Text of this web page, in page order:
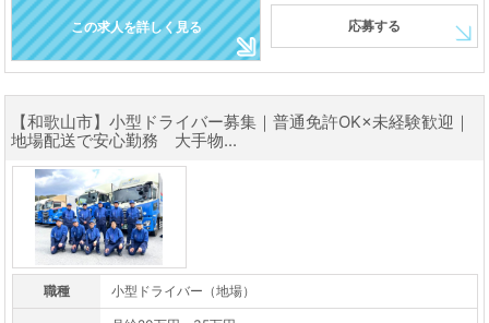
この求人を詳しく見る 応募する
【和歌山市】小型ドライバー募集｜普通免許OK×未経験歓迎｜
地場配送で安心勤務 大手物...
職種 小型ドライバー（地場）